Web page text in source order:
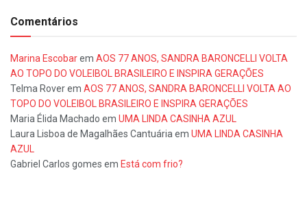
Comentários
Marina Escobarem AOS 77 ANOS, SANDRA BARONCELLI VOLTA
AO TOPO DO VOLEIBOL BRASILEIRO E INSPIRA GERAÇÕES
Telma Roverem AOS 77 ANOS, SANDRA BARONCELLI VOLTA AO
TOPO DO VOLEIBOL BRASILEIRO E INSPIRA GERAÇÕES
Maria Élida Machado em UMA LINDA CASINHA AZUL
Laura Lisboa de Magalhães Cantuáriaem UMA LINDA CASINHA
AZUL
Gabriel Carlos gomes em Está com frio?